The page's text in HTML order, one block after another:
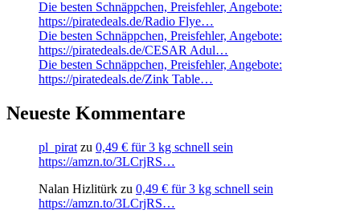
Die besten Schnäppchen, Preisfehler, Angebote:
https://piratedeals.de/Radio Flye…
Die besten Schnäppchen, Preisfehler, Angebote:
https://piratedeals.de/CESAR Adul…
Die besten Schnäppchen, Preisfehler, Angebote:
https://piratedeals.de/Zink Table…
Neueste Kommentare
pl_pirat zu 0,49 € für 3 kg schnell sein
https://amzn.to/3LCrjRS…
Nalan Hizlitürk zu 0,49 € für 3 kg schnell sein
https://amzn.to/3LCrjRS…